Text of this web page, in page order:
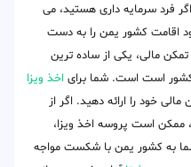
فرد سرمایه داری هستید، می
اقامت کشور یمن را به دست
مالی، یکی از ساده ترین
کشور است است. شما برای اخذ ویزا
خود را ارائه دهید. اگر از
ممکن است پروسه اخذ ویزا،
به کشور یمن با شکست مواجه